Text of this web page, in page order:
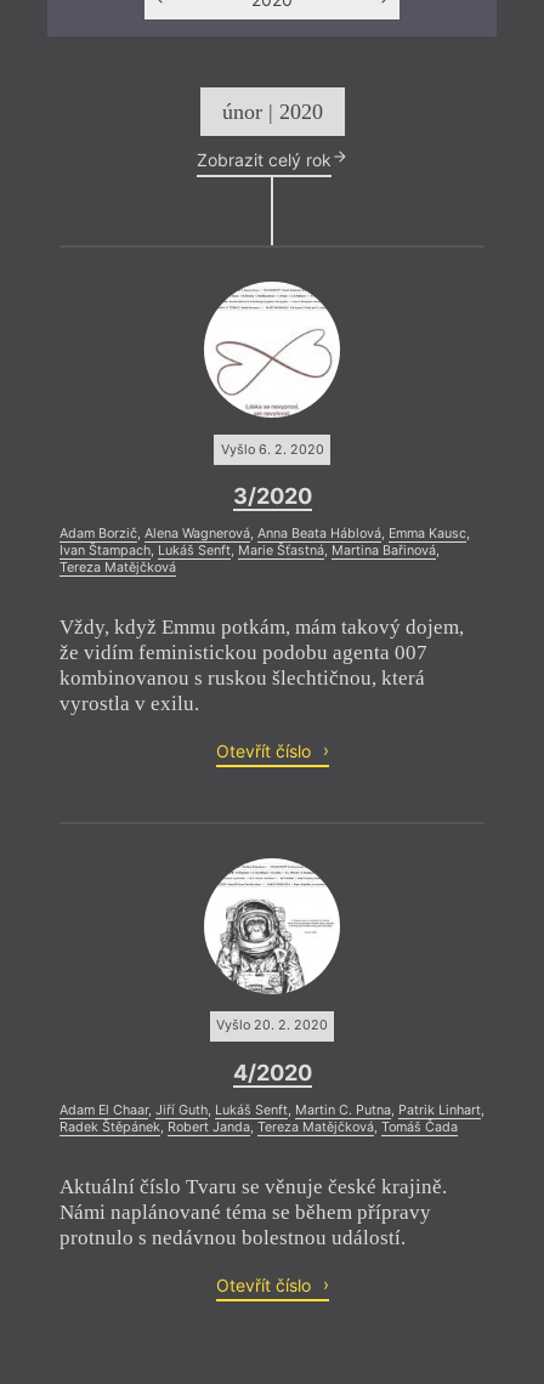
únor | 2020
Zobrazit celý rok
Vyšlo 6. 2. 2020
3/2020
Adam Borzič, Alena Wagnerová, Anna Beata Háblová, Emma Kausc,
Ivan Štampach, Lukáš Senft, Marie Šťastná, Martina Bařinová,
Tereza Matějčková
Vždy, když Emmu potkám, mám takový dojem,
že vidím feministickou podobu agenta 007
kombinovanou s ruskou šlechtičnou, která
vyrostla v exilu.
Otevřít číslo
Vyšlo 20. 2. 2020
4/2020
Adam El Chaar, Jiří Guth, Lukáš Senft, Martin C. Putna, Patrik Linhart,
Radek Štěpánek, Robert Janda, Tereza Matějčková, Tomáš Čada
Aktuální číslo Tvaru se věnuje české krajině.
Námi naplánované téma se během přípravy
protnulo s nedávnou bolestnou událostí.
Otevřít číslo